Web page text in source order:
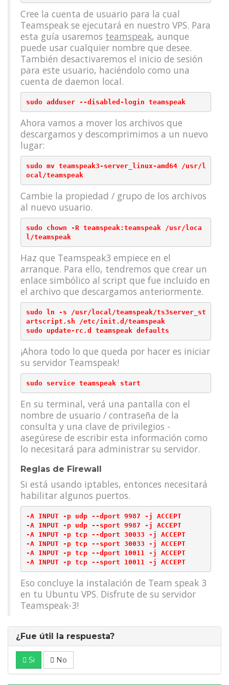
Cree la cuenta de usuario para la cual
Teamspeak se ejecutará en nuestro VPS. Para
esta guía usaremos teamspeak, aunque
puede usar cualquier nombre que desee.
También desactivaremos el inicio de sesión
para este usuario, haciéndolo como una
cuenta de daemon local.
sudo adduser --disabled-login teamspeak
Ahora vamos a mover los archivos que
descargamos y descomprimimos a un nuevo
lugar:
sudo mv teamspeak3-server_linux-amd64 /usr/l
ocal/teamspeak
Cambie la propiedad / grupo de los archivos
al nuevo usuario.
sudo chown -R teamspeak:teamspeak /usr/loca
l/teamspeak
Haz que Teamspeak3 empiece en el
arranque. Para ello, tendremos que crear un
enlace simbólico al script que fue incluido en
el archivo que descargamos anteriormente.
sudo ln -s /usr/local/teamspeak/ts3server_st
artscript.sh /etc/init.d/teamspeak
¡Ahora todo lo que queda por hacer es iniciar
su servidor Teamspeak!
En su terminal, verá una pantalla con el
nombre de usuario / contraseña de la
consulta y una clave de privilegios -
asegúrese de escribir esta información como
lo necesitará para administrar su servidor.
Reglas de Firewall
Si está usando iptables, entonces necesitará
habilitar algunos puertos.
-A INPUT -p udp --dport 9987 -j ACCEPT
-A INPUT -p udp --sport 9987 -j ACCEPT
-A INPUT -p tcp --dport 30033 -j ACCEPT
-A INPUT -p tcp --sport 30033 -j ACCEPT
-A INPUT -p tcp --dport 10011 -j ACCEPT
-A INPUT -p tcp --sport 10011 -j ACCEPT
Eso concluye la instalación de Team speak 3
en tu Ubuntu VPS. Disfrute de su servidor
Teamspeak-3!
¿Fue útil la respuesta?
Si No